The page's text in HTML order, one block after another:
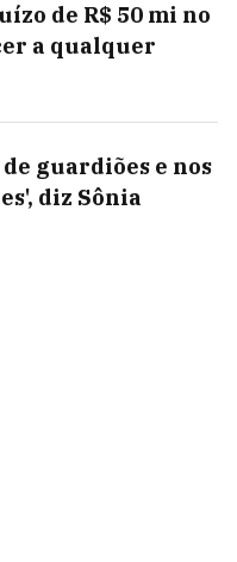
de R$ 50 mi no
a qualquer
guardiões e nos
diz Sônia